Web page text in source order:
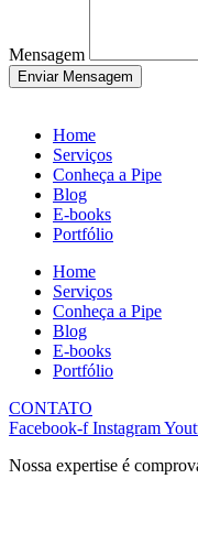
Mensagem
Enviar Mensagem
Home
Serviços
Conheça a Pipe
Blog
E-books
Portfólio
Home
Serviços
Conheça a Pipe
Blog
E-books
Portfólio
CONTATO
Facebook-f Instagram
Nossa expertise é